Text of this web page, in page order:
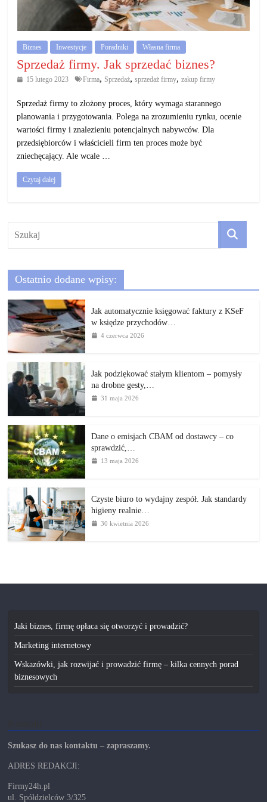
gospodarczą.
Porady
biznesowe
Biznes Inwestycje Poradniki Własna firma
Sprzedaż firmy. Jak sprzedać biznes?
15 lutego 2023 Firma, Sprzedaż, sprzedaż firmy, zakup firmy
Sprzedaż firmy to złożony proces, który wymaga starannego
planowania i przygotowania. Polega na zrozumieniu rynku, ocenie
wartości firmy i znalezieniu potencjalnych nabywców. Dla
przedsiębiorców i właścicieli firm ten proces może być
zniechęcający. Ale wcale …
Czytaj dalej
Ostatnio dodane wpisy:
Jak automatycznie księgować faktury z KSeF
w księdze przychodów…
4 czerwca 2026
Jak podziękować stałym klientom – pomysły
na drobne gesty,…
31 maja 2026
Dane o emisjach CBAM od dostawcy – co
sprawdzić,…
13 maja 2026
Czyste biuro to wydajny zespół. Jak standardy
higieny realnie…
30 kwietnia 2026
Jaki biznes, firmę opłaca się otworzyć i prowadzić?
Marketing internetowy
Wskazówki, jak rozwijać i prowadzić firmę – kilka cennych porad
biznesowych
Szukasz do nas kontaktu – zapraszamy.
ADRES REDAKCJI:
Firmy24h.pl
ul. Spółdzielców 3/325